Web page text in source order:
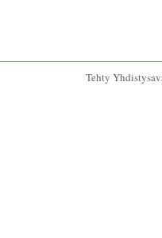
Tehty